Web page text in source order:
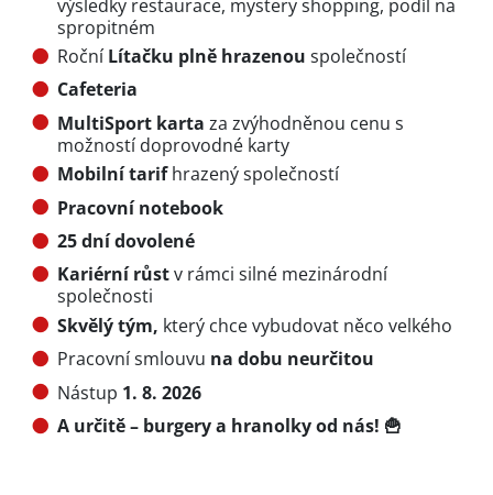
výsledky restaurace, mystery shopping, podíl na
spropitném
RočníLítačku plně hrazenou společností
Cafeteria
MultiSport karta za zvýhodněnou cenu s
možností doprovodné karty
Mobilní tarifhrazený společností
Pracovní notebook
25 dní dovolené
Kariérní růstv rámci silné mezinárodní
společnosti
Skvělý tým, který chce vybudovat něco velkého
Pracovní smlouvu na dobu neurčitou
Nástup 1. 8. 2026
A určitě – burgery a hranolky od nás! 🍟